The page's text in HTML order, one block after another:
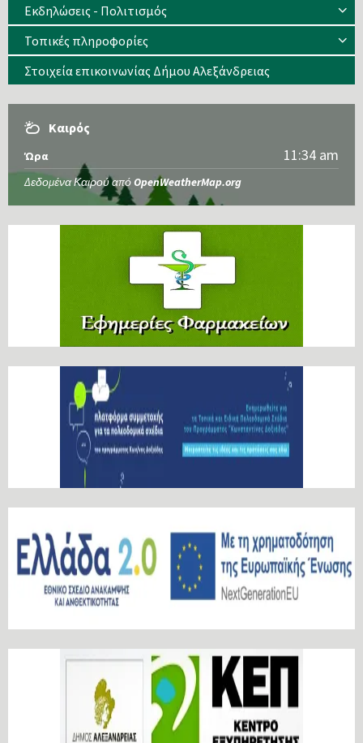
Εκδηλώσεις - Πολιτισμός
Τοπικές πληροφορίες
Στοιχεία επικοινωνίας Δήμου Αλεξάνδρειας
Καιρός
Ώρα 11:34 am
Δεδομένα Καιρού από OpenWeatherMap.org